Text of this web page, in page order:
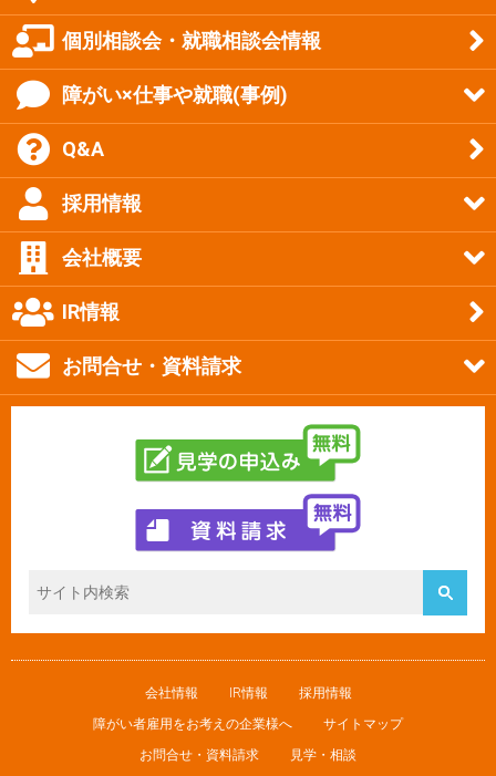
個別相談会・就職相談会情報
障がい×仕事や就職(事例)
Q&A
採用情報
会社概要
IR情報
お問合せ・資料請求
会社情報 IR情報
採用情報
障がい者雇用をお考えの企業様へ
サイトマップ
お問合せ・資料請求
見学・相談